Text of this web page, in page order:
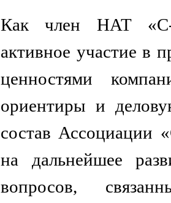
Как член НАТ «С-
активное участие в
ценностями
ориентиры и
состав Ассоциации
на дальнейшее
вопросов,